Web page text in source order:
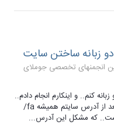
زبانه ساختن سایت
انجمنهای تخصصی جوملای
کنم.. و اینکارم انجام دادم..
الان یه مشکلی که برام پیش اومده اینه که بعد از آدرس سایتم همیشه fa/
که مشکل این آدرس...